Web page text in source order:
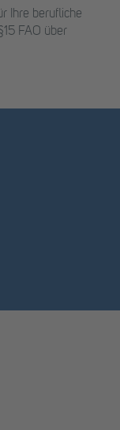
Ihre berufliche
FAO über